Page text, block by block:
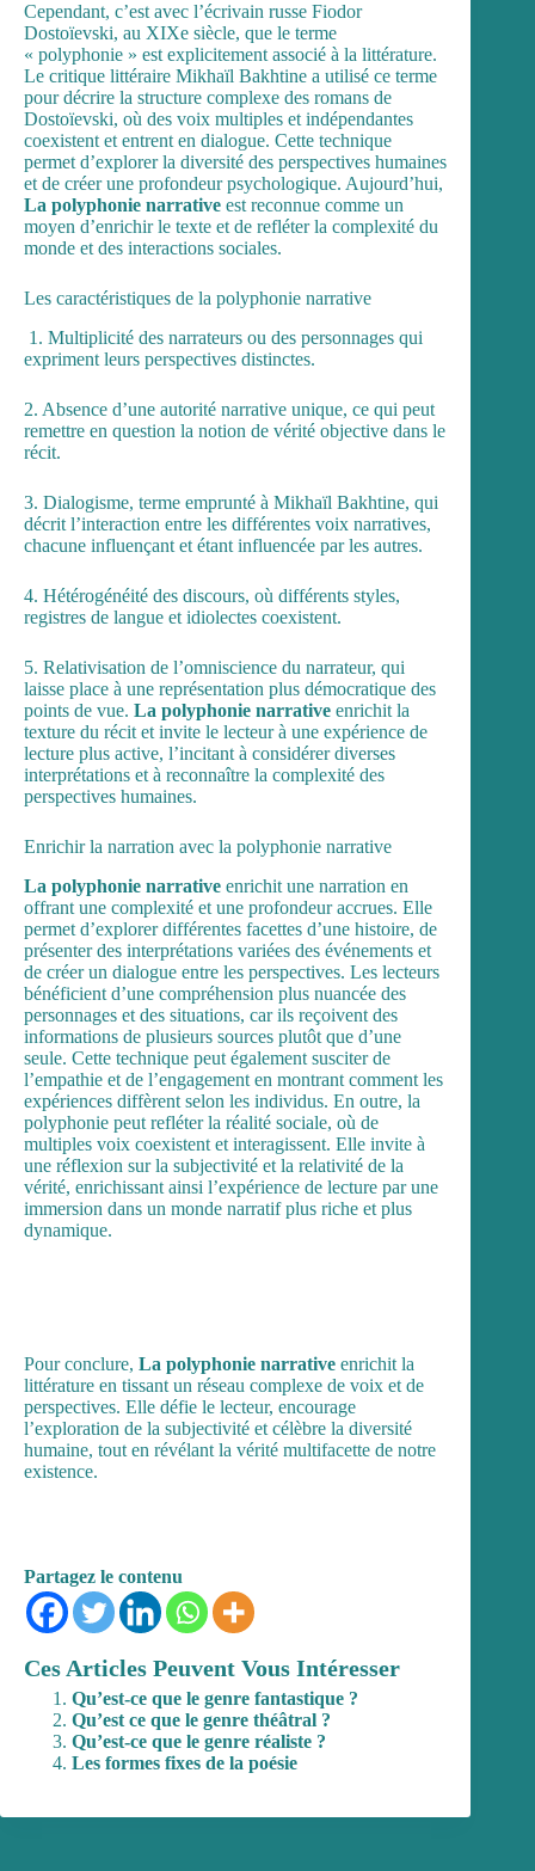
Cependant, c’est avec l’écrivain russe Fiodor
Dostoïevski, au XIXe siècle, que le terme
« polyphonie » est explicitement associé à la littérature.
Le critique littéraire Mikhaïl Bakhtine a utilisé ce terme
pour décrire la structure complexe des romans de
Dostoïevski, où des voix multiples et indépendantes
coexistent et entrent en dialogue. Cette technique
permet d’explorer la diversité des perspectives humaines
et de créer une profondeur psychologique. Aujourd’hui,
La polyphonie narrative est reconnue comme un
moyen d’enrichir le texte et de refléter la complexité du
monde et des interactions sociales.
Les caractéristiques de la polyphonie narrative
1. Multiplicité des narrateurs ou des personnages qui
expriment leurs perspectives distinctes.
2. Absence d’une autorité narrative unique, ce qui peut
remettre en question la notion de vérité objective dans le
récit.
3. Dialogisme, terme emprunté à Mikhaïl Bakhtine, qui
décrit l’interaction entre les différentes voix narratives,
chacune influençant et étant influencée par les autres.
4. Hétérogénéité des discours, où différents styles,
registres de langue et idiolectes coexistent.
5. Relativisation de l’omniscience du narrateur, qui
laisse place à une représentation plus démocratique des
points de vue. La polyphonie narrative enrichit la
texture du récit et invite le lecteur à une expérience de
lecture plus active, l’incitant à considérer diverses
interprétations et à reconnaître la complexité des
perspectives humaines.
Enrichir la narration avec la polyphonie narrative
La polyphonie narrative enrichit une narration en
offrant une complexité et une profondeur accrues. Elle
permet d’explorer différentes facettes d’une histoire, de
présenter des interprétations variées des événements et
de créer un dialogue entre les perspectives. Les lecteurs
bénéficient d’une compréhension plus nuancée des
personnages et des situations, car ils reçoivent des
informations de plusieurs sources plutôt que d’une
seule. Cette technique peut également susciter de
l’empathie et de l’engagement en montrant comment les
expériences diffèrent selon les individus. En outre, la
polyphonie peut refléter la réalité sociale, où de
multiples voix coexistent et interagissent. Elle invite à
une réflexion sur la subjectivité et la relativité de la
vérité, enrichissant ainsi l’expérience de lecture par une
immersion dans un monde narratif plus riche et plus
dynamique.
Pour conclure, La polyphonie narrative enrichit la
littérature en tissant un réseau complexe de voix et de
perspectives. Elle défie le lecteur, encourage
l’exploration de la subjectivité et célèbre la diversité
humaine, tout en révélant la vérité multifacette de notre
existence.
Partagez le contenu
Ces Articles Peuvent Vous Intéresser
Qu’est-ce que le genre fantastique ?
Qu’est ce que le genre théâtral ?
Qu’est-ce que le genre réaliste ?
Les formes fixes de la poésie